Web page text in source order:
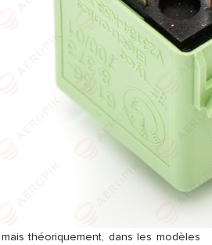
théoriquement, dans les modèles